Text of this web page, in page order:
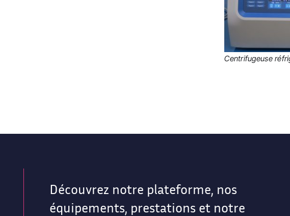
Centrifugeuse
Découvrez notre plateforme, nos
équipements, prestations et notre